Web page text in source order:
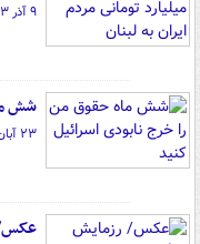
۹ آذر ۰۳ - ۱۲:۳۷
شش
۲۳ آبان ۰۳ - ۰۹:۱۶
عکس/